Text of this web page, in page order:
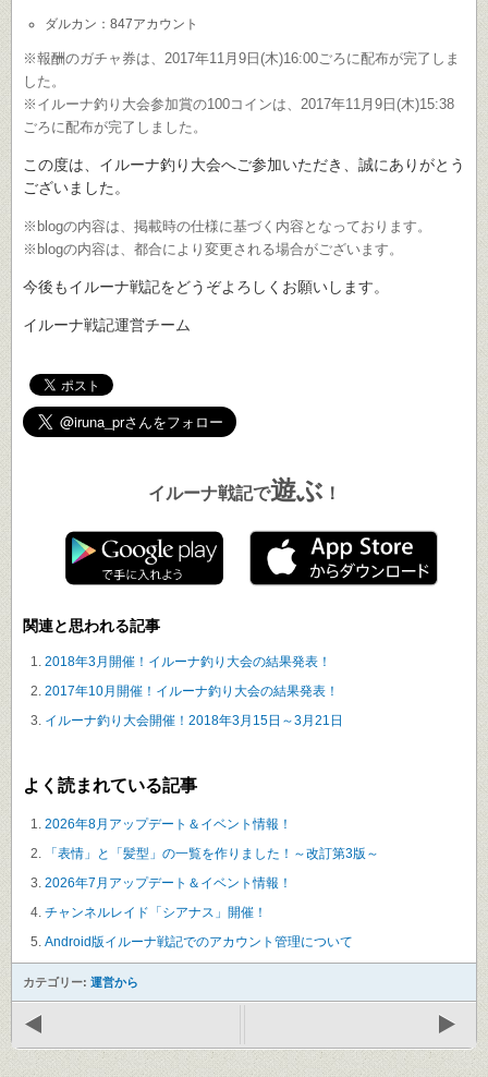
ダルカン：847アカウント
※報酬のガチャ券は、2017年11月9日(木)16:00ごろに配布が完了しま
した。
※イルーナ釣り大会参加賞の100コインは、2017年11月9日(木)15:38
ごろに配布が完了しました。
この度は、イルーナ釣り大会へご参加いただき、誠にありがとう
ございました。
※blogの内容は、掲載時の仕様に基づく内容となっております。
※blogの内容は、都合により変更される場合がございます。
今後もイルーナ戦記をどうぞよろしくお願いします。
イルーナ戦記運営チーム
イルーナ戦記で遊ぶ ！
関連と思われる記事
2018年3月開催！イルーナ釣り大会の結果発表！
2017年10月開催！イルーナ釣り大会の結果発表！
イルーナ釣り大会開催！2018年3月15日～3月21日
よく読まれている記事
2026年8月アップデート＆イベント情報！
「表情」と「髪型」の一覧を作りました！～改訂第3版～
2026年7月アップデート＆イベント情報！
チャンネルレイド「シアナス」開催！
Android版イルーナ戦記でのアカウント管理について
カテゴリー: 運営から